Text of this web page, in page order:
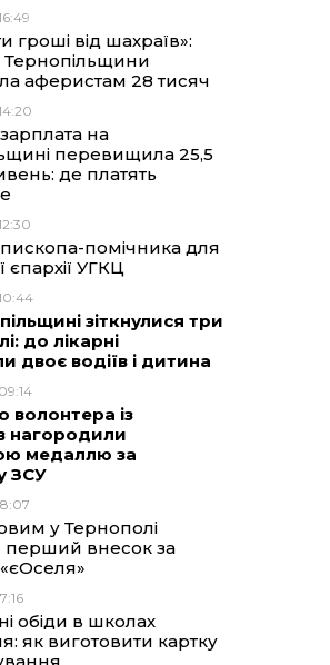
гроші від шахраїв»:
Тернопільщини
аферистам 28 тисяч
на
перевищила 25,5
де платять
помічника для
єпархії УГКЦ
зіткнулися три
до лікарні
двоє водіїв і дитина
волонтера із
нагородили
медаллю за
ЗСУ
у Тернополі
перший внесок за
обіди в школах
як виготовити картку